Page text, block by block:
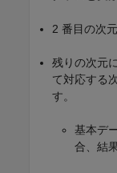
2 番目の次
残りの次元
て対応する
す。
基本デ
合、結